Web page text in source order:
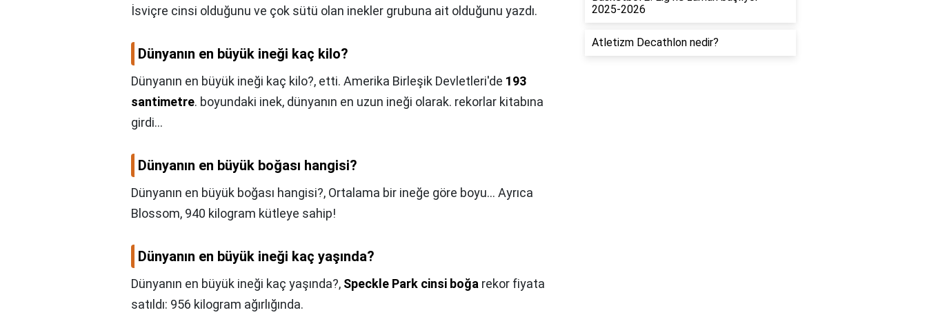
İsviçre cinsi olduğunu ve çok sütü olan inekler grubuna ait olduğunu yazdı.
Dünyanın en büyük ineği kaç kilo?
Dünyanın en büyük ineği kaç kilo?, etti. Amerika Birleşik Devletleri'de 193
santimetre. boyundaki inek, dünyanın en uzun ineği olarak. rekorlar kitabına
girdi...
Dünyanın en büyük boğası hangisi?
Dünyanın en büyük boğası hangisi?, Ortalama bir ineğe göre boyu... Ayrıca
Blossom, 940 kilogram kütleye sahip!
Dünyanın en büyük ineği kaç yaşında?
Dünyanın en büyük ineği kaç yaşında?, Speckle Park cinsi boğa rekor fiyata
satıldı: 956 kilogram ağırlığında.
2025-2026
Atletizm Decathlon nedir?